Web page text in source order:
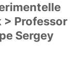
> Professor
Sergey